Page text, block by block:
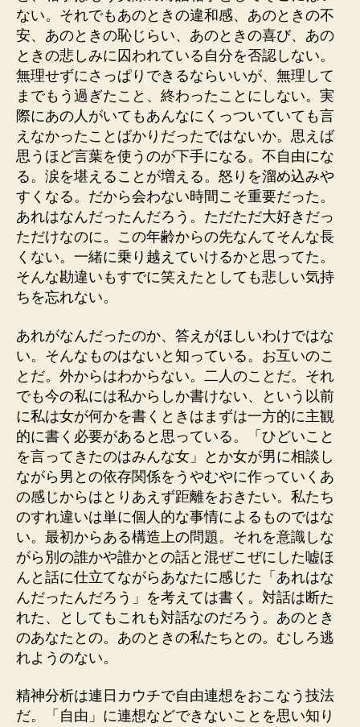
ない。それでもあのときの違和感、あのときの不
安、あのときの恥じらい、あのときの喜び、あの
ときの悲しみに囚われている自分を否認しない。
無理せずにさっぱりできるならいいが、無理して
までもう過ぎたこと、終わったことにしない。実
際にあの人がいてもあんなにくっついていても言
えなかったことばかりだったではないか。思えば
思うほど言葉を使うのが下手になる。不自由にな
る。涙を堪えることが増える。怒りを溜め込みや
すくなる。だから会わない時間こそ重要だった。
あれはなんだったんだろう。ただただ大好きだっ
ただけなのに。この年齢からの先なんてそんな長
くない。一緒に乗り越えていけるかと思ってた。
そんな勘違いもすでに笑えたとしても悲しい気持
ちを忘れない。
あれがなんだったのか、答えがほしいわけではな
い。そんなものはないと知っている。お互いのこ
とだ。外からはわからない。二人のことだ。それ
でも今の私には私からしか書けない、という以前
に私は女が何かを書くときはまずは一方的に主観
的に書く必要があると思っている。「ひどいこと
を言ってきたのはみんな女」とか女が男に相談し
ながら男との依存関係をうやむやに作っていくあ
の感じからはとりあえず距離をおきたい。私たち
のすれ違いは単に個人的な事情によるものではな
い。最初からある構造上の問題。それを意識しな
がら別の誰かや誰かとの話と混ぜこぜにした嘘ほ
んと話に仕立てながらあなたに感じた「あれはな
んだったんだろう」を考えては書く。対話は断た
れた、としてもこれも対話なのだろう。あのとき
のあなたとの。あのときの私たちとの。むしろ逃
れようのない。
精神分析は連日カウチで自由連想をおこなう技法
だ。「自由」に連想などできないことを思い知り